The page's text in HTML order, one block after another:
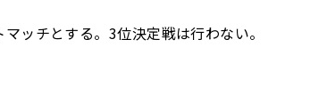
ッチとする。3位決定戦は行わない。